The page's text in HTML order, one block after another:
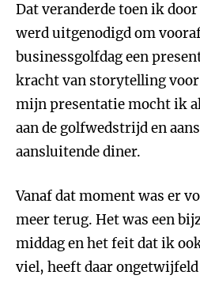
Dat veranderde toen ik
werd uitgenodigd om
businessgolfdag een
kracht van storytelling
mijn presentatie mocht ik
aan de golfwedstrijd en
aansluitende diner.
Vanaf dat moment was er
meer terug. Het was een
middag en het feit dat ik
viel, heeft daar ongetwijfeld